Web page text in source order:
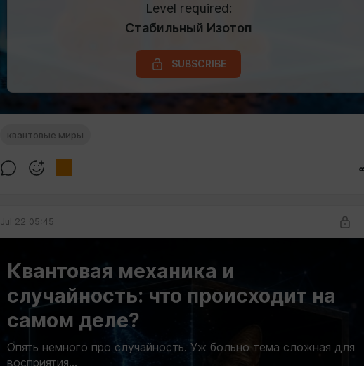
Level required:
Стабильный Изотоп
SUBSCRIBE
квантовые миры
Jul 22 05:45
Квантовая механика и
случайность: что происходит на
самом деле?
Опять немного про случайность. Уж больно тема сложная для
восприятия...